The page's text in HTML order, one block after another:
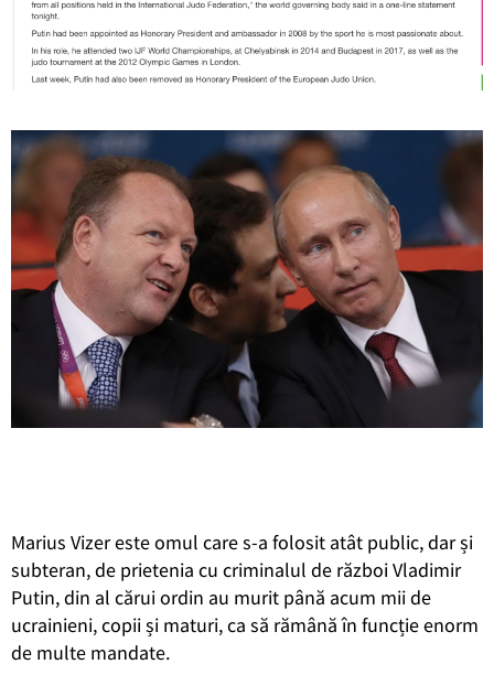
Marius Vizer este omul care s-a folosit atât public, dar și
subteran, de prietenia cu criminalul de război Vladimir
Putin, din al cărui ordin au murit până acum mii de
ucrainieni, copii și maturi, ca să rămână în funcție enorm
de multe mandate.